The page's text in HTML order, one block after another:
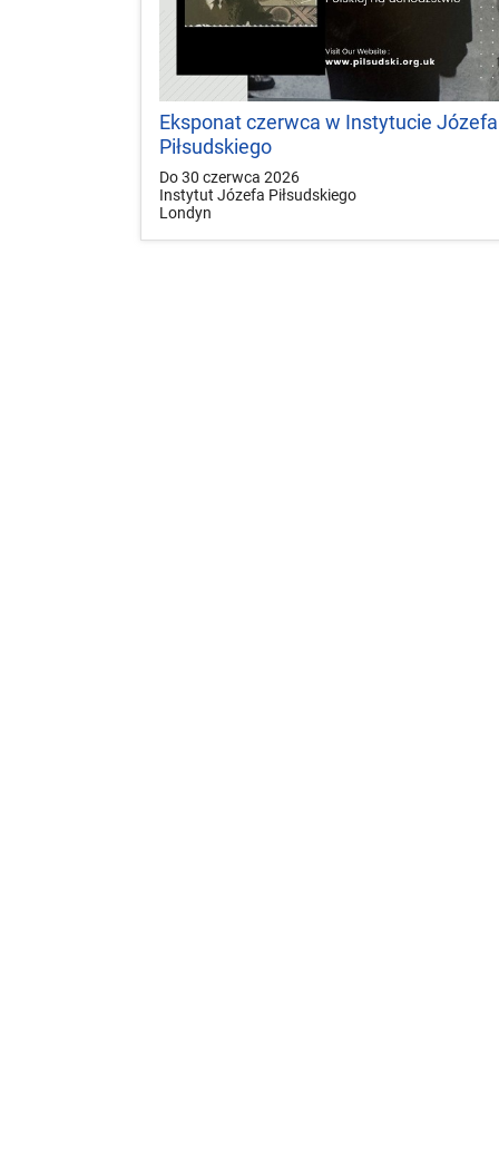
Eksponat czerwca w Instytucie Józefa
Piłsudskiego
Do 30 czerwca 2026
Instytut Józefa Piłsudskiego
Londyn